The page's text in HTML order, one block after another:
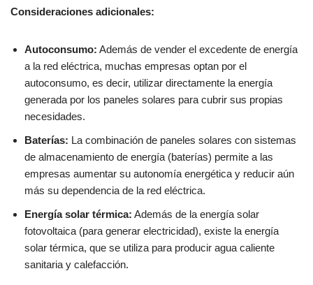
Consideraciones adicionales:
Autoconsumo: Además de vender el excedente de energía
a la red eléctrica, muchas empresas optan por el
autoconsumo, es decir, utilizar directamente la energía
generada por los paneles solares para cubrir sus propias
necesidades.
Baterías: La combinación de paneles solares con sistemas
de almacenamiento de energía (baterías) permite a las
empresas aumentar su autonomía energética y reducir aún
más su dependencia de la red eléctrica.
Energía solar térmica: Además de la energía solar
fotovoltaica (para generar electricidad), existe la energía
solar térmica, que se utiliza para producir agua caliente
sanitaria y calefacción.